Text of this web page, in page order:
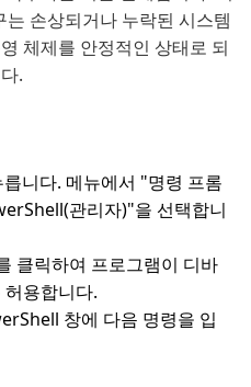
손상되거나 누락된 시스템
체제를 안정적인 상태로 되
.
니다. 메뉴에서 "명령 프롬
관리자)"을 선택합니
클릭하여 프로그램이 디바
용합니다.
창에 다음 명령을 입